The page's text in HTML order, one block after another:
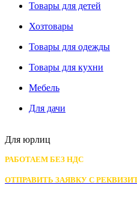
Товары для детей
Хозтовары
Товары для одежды
Товары для кухни
Мебель
Для дачи
Для юрлиц
РАБОТАЕМ БЕЗ НДС
ОТПРАВИТЬ ЗАЯВКУ С